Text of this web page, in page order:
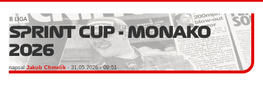
B LIGA
SPRINT CUP - MONAKO
2026
napsalJakub Chmelík - 31.05.2026 - 09:51